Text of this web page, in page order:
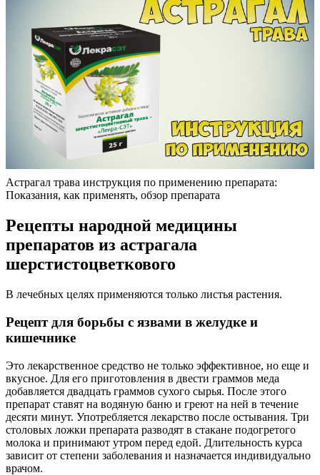
Астрагал трава инструкция по применению препарата:
Показания, как применять, обзор препарата
Рецепты народной медицины
препаратов из астрагала
шерстистоцветкового
В лечебных целях применяются только листья растения.
Рецепт для борьбы с язвами в желудке и
кишечнике
Это лекарственное средство не только эффективное, но еще и
вкусное. Для его приготовления в двести граммов меда
добавляется двадцать граммов сухого сырья. После этого
препарат ставят на водяную баню и греют на ней в течение
десяти минут. Употребляется лекарство после остывания. Три
столовых ложки препарата разводят в стакане подогретого
молока и принимают утром перед едой. Длительность курса
зависит от степени заболевания и назначается индивидуально
врачом.